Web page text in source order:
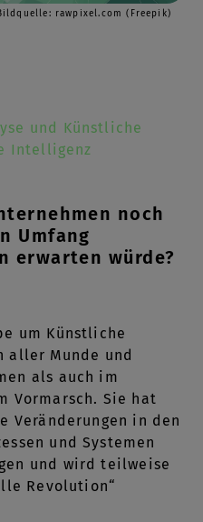
rawpixel.com (Freepik)
und Künstliche
Intelligenz
noch
Umfang
erwarten würde?
um Künstliche
aller Munde und
als auch im
Vormarsch. Sie hat
Veränderungen in den
und Systemen
und wird teilweise
Revolution“